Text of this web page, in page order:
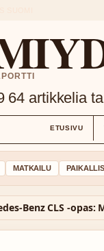
64 artikkelia
ETUSIVU
MATKAILU